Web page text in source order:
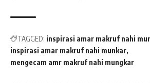
TAGGED: inspirasi amar makruf nahi
inspirasi amar makruf nahi munkar
mengecam amr makruf nahi mungkar